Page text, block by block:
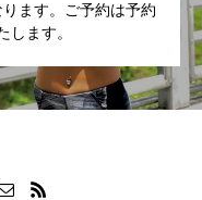
ます。ご予約は予約
します。